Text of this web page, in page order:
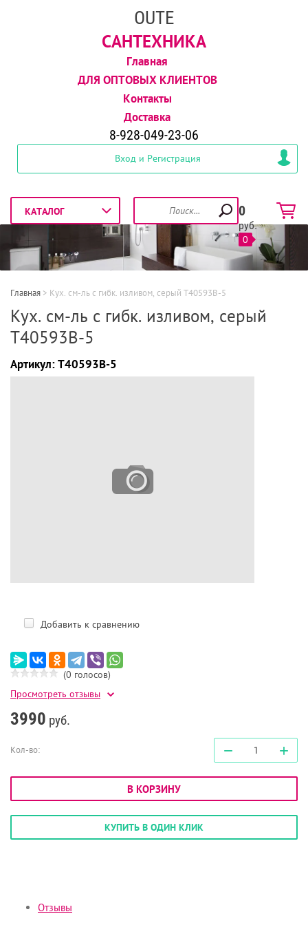
OUTE
САНТЕХНИКА
Главная
ДЛЯ ОПТОВЫХ КЛИЕНТОВ
Контакты
Доставка
8-928-049-23-06
Вход и Регистрация
0
руб.
0
Главная > Кух. см-ль с гибк. изливом, серый T40593B-5
Кух. см-ль с гибк. изливом, серый
T40593B-5
Артикул:T40593B-5
Добавить к сравнению
(0 голосов)
Просмотреть отзывы
3990 руб.
Кол-во: − +
В КОРЗИНУ
КУПИТЬ В ОДИН КЛИК
Отзывы